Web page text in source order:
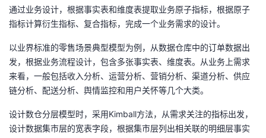
验
收
藏
议
通过业务设计，根据事实表和维度表提取业务原子指标，根据原子
指标计算衍生指标、复合指标，完成一个业务需求的设计。
以业界标准的零售场景典型模型为例，从数据仓库中的订单数据出
发，根据业务流程设计，包含多张事实表、维度表。从业务上需求
来看，一般包括收入分析、运营分析、营销分析、渠道分析、供应
链分析、配送分析、舆情监控和用户关怀等几个大类。
设计数仓分层模型时，采用Kimball方法，从需求关注的指标出发，
设计数据集市层的宽表字段，根据集市层列出相关联的明细层事实